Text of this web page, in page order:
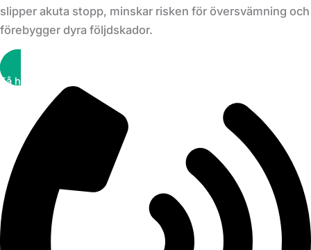
slipper akuta stopp, minskar risken för översvämning och
förebygger dyra följdskador.
Få hjälp snabbt!